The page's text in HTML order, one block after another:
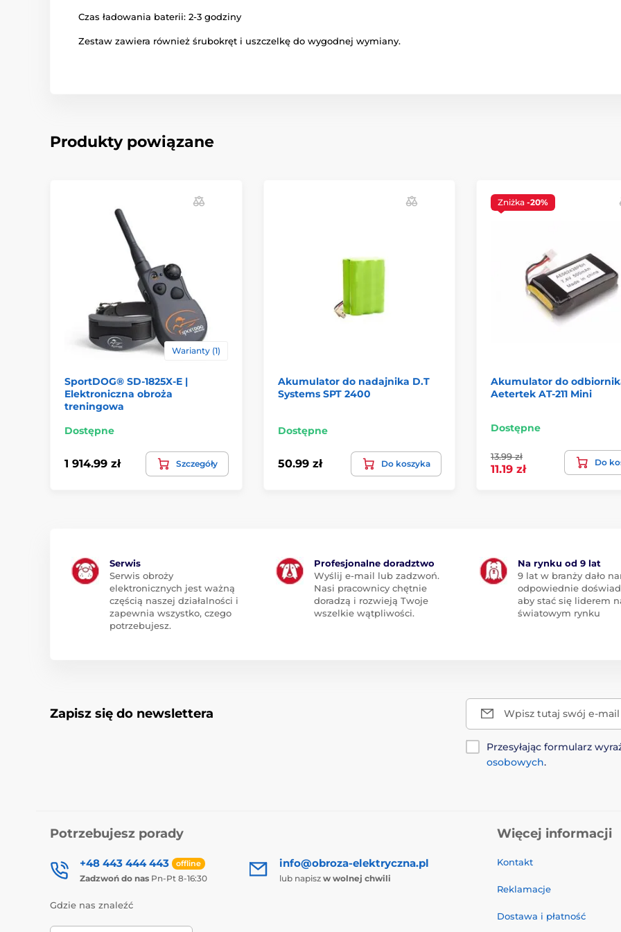
Czas ładowania baterii: 2-3 godziny
Zestaw zawiera również śrubokręt i uszczelkę do wygodnej wymiany.
Produkty powiązane
Warianty (1)
SportDOG® SD-1825X-E |
Elektroniczna obroża
treningowa
Dostępne
1 914.99 zł Szczegóły
Akumulator do nadajnika D.T
Systems SPT 2400
Dostępne
50.99 zł Do koszyka
Zniżka -20%
Akumulator do
Aetertek AT-211 Mini
Dostępne
13.99 zł
11.19 zł
Do
Serwis
Serwis obroży
elektronicznych jest ważną
częścią naszej działalności i
zapewnia wszystko, czego
potrzebujesz.
Profesjonalne doradztwo
Wyślij e-mail lub zadzwoń.
Nasi pracownicy chętnie
doradzą i rozwieją Twoje
wszelkie wątpliwości.
Na rynku od 9 lat
9 lat w branży dało
odpowiednie
aby stać się liderem
światowym rynku
Zapisz się do newslettera Wpisz tutaj swój e-mail
Przesyłając formularz
osobowych.
Potrzebujesz porady
+48 443 444 443 offline
Zadzwoń do nas Pn-Pt 8-16:30
info@obroza-elektryczna.pl
lub napisz w wolnej chwili
Gdzie nas znaleźć
Więcej informacji
Kontakt
Reklamacje
Dostawa i płatność